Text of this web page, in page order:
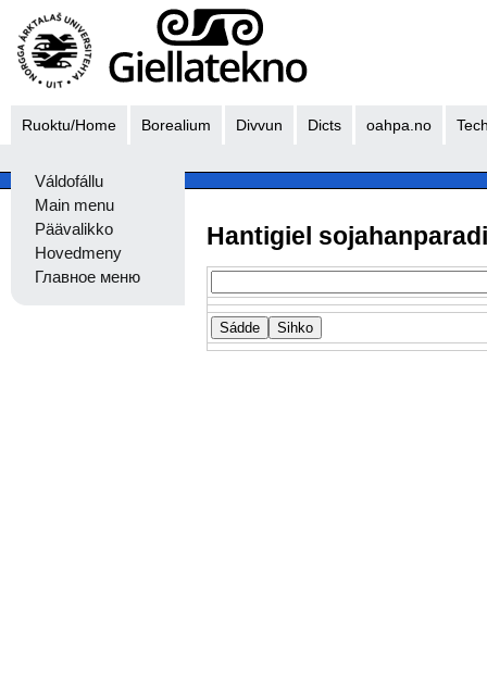
Ruoktu/Home Borealium Divvun Dicts oahpa.no
Váldofállu
Main menu
Päävalikko
Hovedmeny
Главное меню
Hantigiel